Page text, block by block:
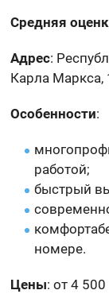
Средняя
Адрес:
Карла Маркса,
Особенности:
работой;
быстрый
номере.
Цены: от 4